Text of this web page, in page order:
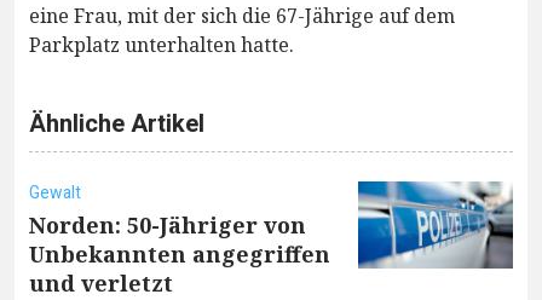
eine Frau, mit der sich die 67-Jährige auf dem
Parkplatz unterhalten hatte.
Ähnliche Artikel
Gewalt
Norden: 50-Jähriger von
Unbekannten angegriffen
und verletzt